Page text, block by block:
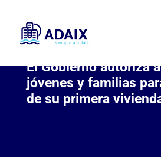
El Gobierno autoriza
jóvenes y familias
de su primera